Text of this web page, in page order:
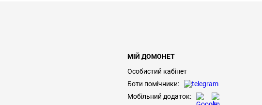
МІЙ ДОМОНЕТ
Особистий кабінет
Боти помічники:
Мобільний додаток: